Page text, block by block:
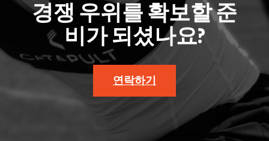
경쟁 우위를 확보할 준
비가 되셨나요?
연락하기